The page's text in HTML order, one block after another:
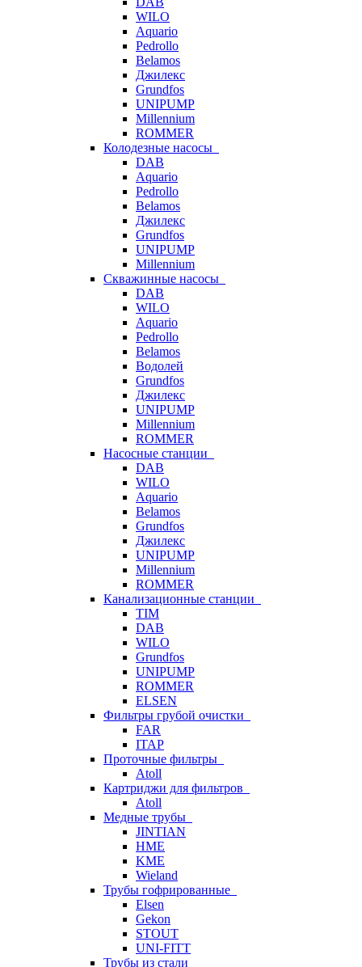
WILO
Aquario
Pedrollo
Belamos
Джилекс
Grundfos
UNIPUMP
Millennium
ROMMER
Колодезные насосы
DAB
Aquario
Pedrollo
Belamos
Джилекс
Grundfos
UNIPUMP
Millennium
Скважинные насосы
DAB
WILO
Aquario
Pedrollo
Belamos
Водолей
Grundfos
Джилекс
UNIPUMP
Millennium
ROMMER
Насосные станции
DAB
WILO
Aquario
Belamos
Grundfos
Джилекс
UNIPUMP
Millennium
ROMMER
Канализационные станции
TIM
DAB
WILO
Grundfos
UNIPUMP
ROMMER
ELSEN
Фильтры грубой очистки
FAR
ITAP
Проточные фильтры
Atoll
Картриджи для фильтров
Atoll
Медные трубы
JINTIAN
HME
KME
Wieland
Трубы гофрированные
Elsen
Gekon
STOUT
UNI-FITT
Трубы из стали